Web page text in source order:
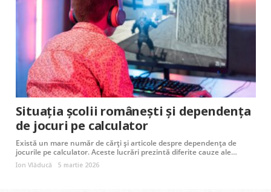
Situația școlii românești și dependența
de jocuri pe calculator
Există un mare număr de cărți și articole despre dependența de
jocurile pe calculator. Aceste lucrări prezintă diferite cauze ale…
Ion Vlăducă 5 martie 2026